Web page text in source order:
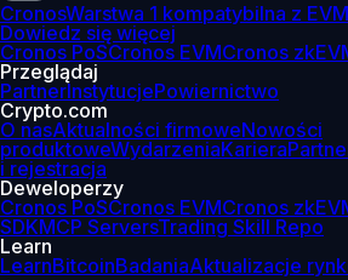
CronosWarstwa 1 kompatybilna z EVM
Dowiedz się więcej
Cronos PoSCronos EVMCronos
Przeglądaj
PartnerInstytucjePowiernictwo
Crypto.com
O nasAktualności firmoweNowości
produktoweWydarzeniaKariera
i rejestracja
Deweloperzy
Cronos PoSCronos EVMCronos
SDKMCP ServersTrading Skill Repo
Learn
LearnBitcoinBadaniaAktualizacje